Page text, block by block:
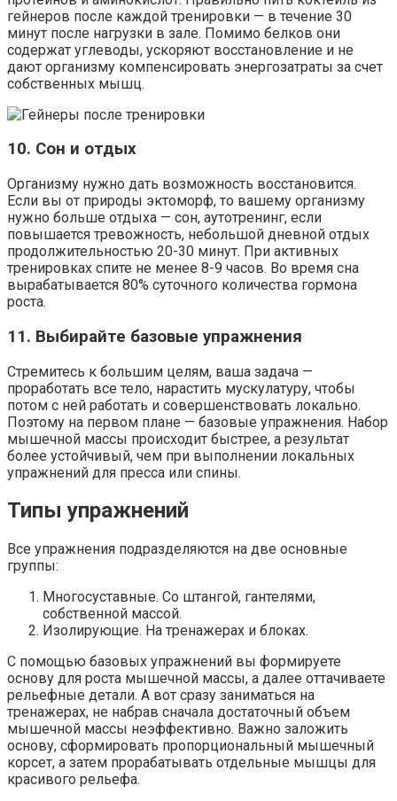
гейнеров после каждой тренировки — в течение 30
минут после нагрузки в зале. Помимо белков они
содержат углеводы, ускоряют восстановление и не
дают организму компенсировать энергозатраты за счет
собственных мышц.
10. Сон и отдых
Организму нужно дать возможность восстановится.
Если вы от природы эктоморф, то вашему организму
нужно больше отдыха — сон, аутотренинг, если
повышается тревожность, небольшой дневной отдых
продолжительностью 20-30 минут. При активных
тренировках спите не менее 8-9 часов. Во время сна
вырабатывается 80% суточного количества гормона
роста.
11. Выбирайте базовые упражнения
Стремитесь к большим целям, ваша задача —
проработать все тело, нарастить мускулатуру, чтобы
потом с ней работать и совершенствовать локально.
Поэтому на первом плане — базовые упражнения. Набор
мышечной массы происходит быстрее, а результат
более устойчивый, чем при выполнении локальных
упражнений для пресса или спины.
Типы упражнений
Все упражнения подразделяются на две основные
группы:
Многосуставные. Со штангой, гантелями,
собственной массой.
Изолирующие. На тренажерах и блоках.
С помощью базовых упражнений вы формируете
основу для роста мышечной массы, а далее оттачиваете
рельефные детали. А вот сразу заниматься на
тренажерах, не набрав сначала достаточный объем
мышечной массы неэффективно. Важно заложить
основу, сформировать пропорциональный мышечный
корсет, а затем прорабатывать отдельные мышцы для
красивого рельефа.